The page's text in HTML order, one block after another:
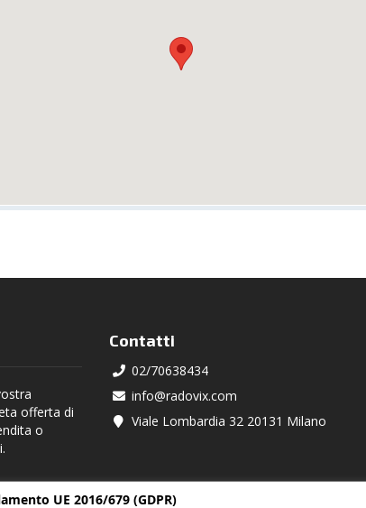
offerta di
o
Contatti
02/70638434
info@radovix.com
Viale Lombardia 32 20131 Milano
UE 2016/679 (GDPR)